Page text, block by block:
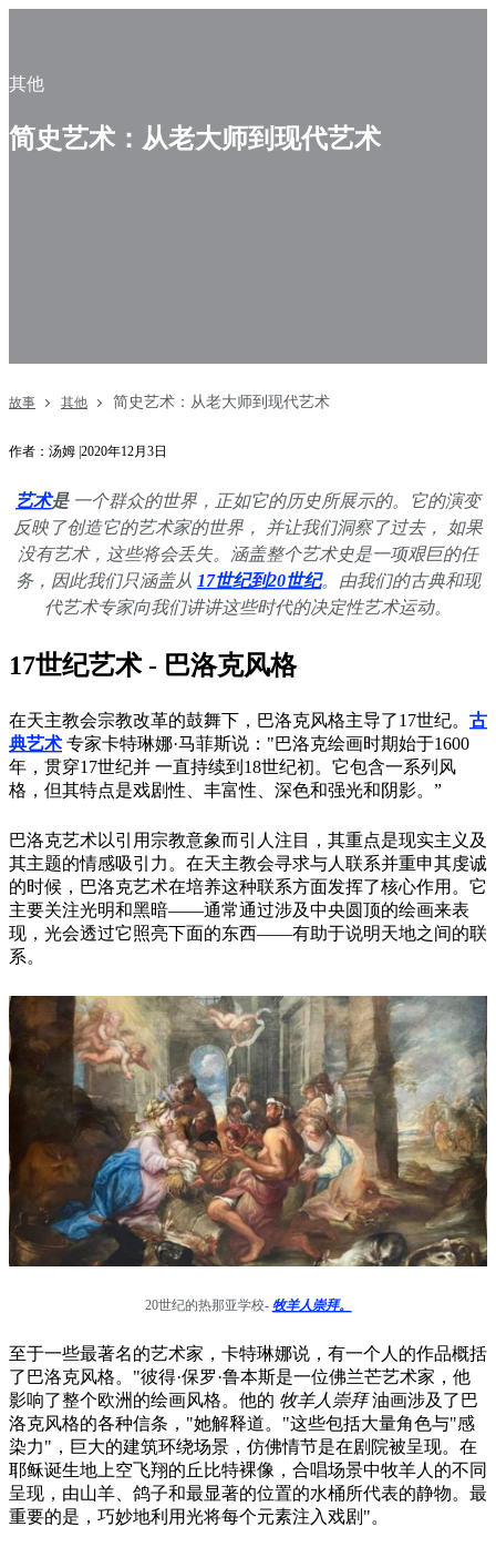
其他
简史艺术：从老大师到现代艺术
故事 其他 简史艺术：从老大师到现代艺术
作者：汤姆 |2020年12月3日
艺术是一个群众的世界，正如它的历史所展示的。它的演变
反映了创造它的艺术家的世界， 并让我们洞察了过去， 如果
没有艺术，这些将会丢失。涵盖整个艺术史是一项艰巨的任
务，因此我们只涵盖从 17世纪到20世纪。由我们的古典和现
代艺术专家向我们讲讲这些时代的决定性艺术运动。
17世纪艺术 - 巴洛克风格
在天主教会宗教改革的鼓舞下，巴洛克风格主导了17世纪。 古
典艺术 专家卡特琳娜·马菲斯说："巴洛克绘画时期始于1600
年，贯穿17世纪并 一直持续到18世纪初。它包含一系列风
格，但其特点是戏剧性、丰富性、深色和强光和阴影。”
巴洛克艺术以引用宗教意象而引人注目，其重点是现实主义及
其主题的情感吸引力。在天主教会寻求与人联系并重申其虔诚
的时候，巴洛克艺术在培养这种联系方面发挥了核心作用。它
主要关注光明和黑暗——通常通过涉及中央圆顶的绘画来表
现，光会透过它照亮下面的东西——有助于说明天地之间的联
系。
20世纪的热那亚学校- 牧羊人崇拜。
至于一些最著名的艺术家，卡特琳娜说，有一个人的作品概括
了巴洛克风格。"彼得·保罗·鲁本斯是一位佛兰芒艺术家，他
影响了整个欧洲的绘画风格。他的 牧羊人崇拜油画涉及了巴
洛克风格的各种信条，"她解释道。"这些包括大量角色与"感
染力"，巨大的建筑环绕场景，仿佛情节是在剧院被呈现。在
耶稣诞生地上空飞翔的丘比特裸像，合唱场景中牧羊人的不同
呈现，由山羊、鸽子和最显著的位置的水桶所代表的静物。最
重要的是，巧妙地利用光将每个元素注入戏剧"。